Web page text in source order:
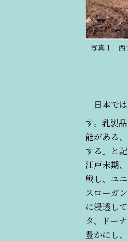
写真１ 西
日本で
す。乳製
能がある
する」と
江戸末期
戦し、ユ
スローガ
に浸透し
タ、ドー
豊かにし